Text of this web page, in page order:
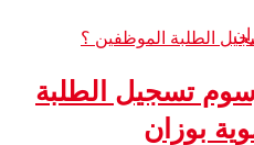
بوزان
تسجيل الطلبة